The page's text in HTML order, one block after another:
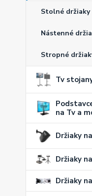
Stolné držiaky
Nástenné
Stropné
Tv
na Tv a
Držiaky
Držiaky
Držiaky